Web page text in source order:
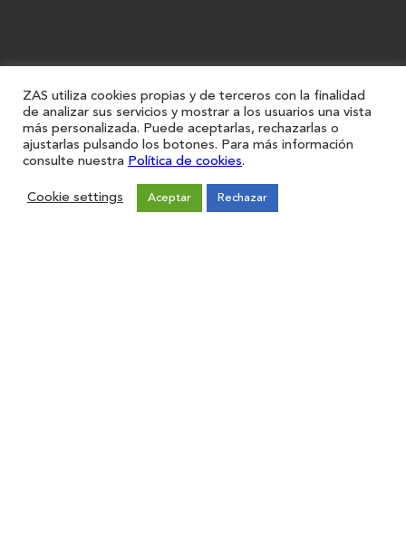
ZAS utiliza cookies propias y de terceros con la finalidad
de analizar sus servicios y mostrar a los usuarios una vista
más personalizada. Puede aceptarlas, rechazarlas o
ajustarlas pulsando los botones. Para más información
consulte nuestra Política de cookies.
Cookie settings Aceptar Rechazar